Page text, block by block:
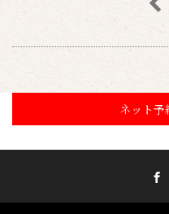
ネット予